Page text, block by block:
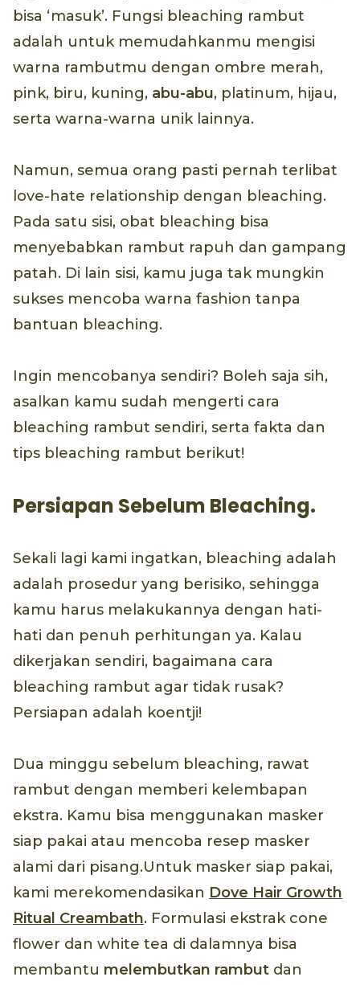
bisa ‘masuk’. Fungsi bleaching rambut
adalah untuk memudahkanmu mengisi
warna rambutmu dengan ombre merah,
pink, biru, kuning, abu-abu, platinum, hijau,
serta warna-warna unik lainnya.
Namun, semua orang pasti pernah terlibat
love-hate relationship dengan bleaching.
Pada satu sisi, obat bleaching bisa
menyebabkan rambut rapuh dan gampang
patah. Di lain sisi, kamu juga tak mungkin
sukses mencoba warna fashion tanpa
bantuan bleaching.
Ingin mencobanya sendiri? Boleh saja sih,
asalkan kamu sudah mengerti cara
bleaching rambut sendiri, serta fakta dan
tips bleaching rambut berikut!
Persiapan Sebelum Bleaching.
Sekali lagi kami ingatkan, bleaching adalah
adalah prosedur yang berisiko, sehingga
kamu harus melakukannya dengan hati-
hati dan penuh perhitungan ya. Kalau
dikerjakan sendiri, bagaimana cara
bleaching rambut agar tidak rusak?
Persiapan adalah koentji!
Dua minggu sebelum bleaching, rawat
rambut dengan memberi kelembapan
ekstra. Kamu bisa menggunakan masker
siap pakai atau mencoba resep masker
alami dari pisang.Untuk masker siap pakai,
kami merekomendasikan Dove Hair Growth
Ritual Creambath. Formulasi ekstrak cone
flower dan white tea di dalamnya bisa
membantu melembutkan rambut dan